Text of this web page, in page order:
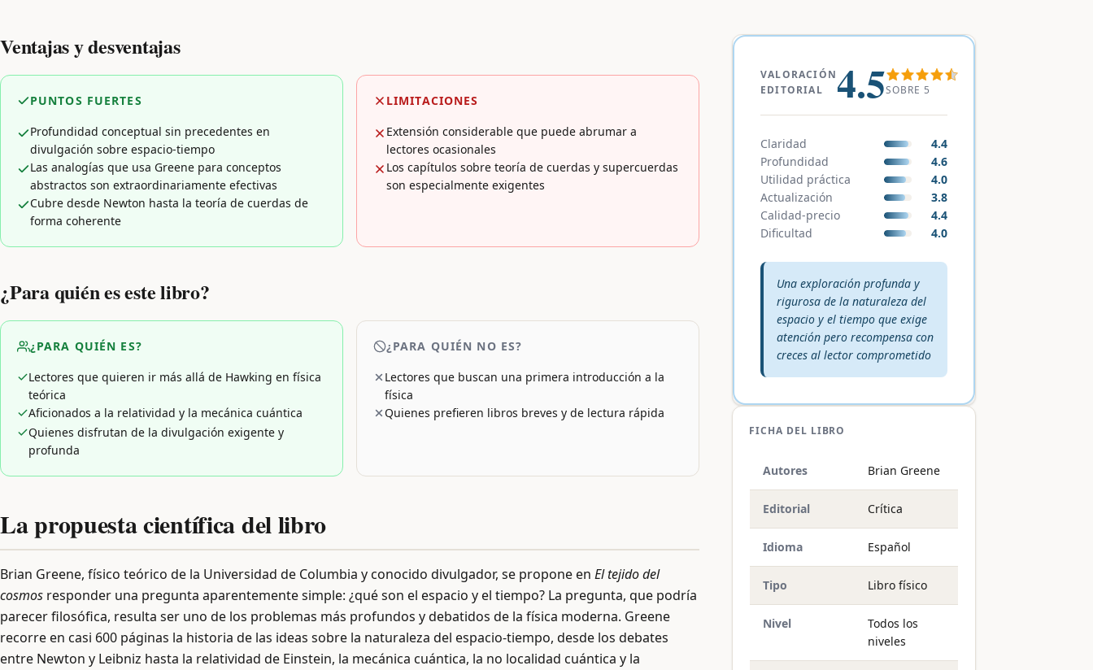
Ventajas y desventajas
PUNTOS FUERTES
Profundidad conceptual sin precedentes en
divulgación sobre espacio-tiempo
Las analogías que usa Greene para conceptos
abstractos son extraordinariamente efectivas
Cubre desde Newton hasta la teoría de cuerdas de
forma coherente
LIMITACIONES
Extensión considerable que puede abrumar a
lectores ocasionales
Los capítulos sobre teoría de cuerdas y supercuerdas
son especialmente exigentes
¿Para quién es este libro?
¿PARA QUIÉN ES?
Lectores que quieren ir más allá de Hawking en física
teórica
Aficionados a la relatividad y la mecánica cuántica
Quienes disfrutan de la divulgación exigente y
profunda
¿PARA QUIÉN NO ES?
Lectores que buscan una primera introducción a la
física
Quienes prefieren libros breves y de lectura rápida
La propuesta científica del libro
Brian Greene, físico teórico de la Universidad de Columbia y conocido divulgador, se propone en El tejido del
cosmos responder una pregunta aparentemente simple: ¿qué son el espacio y el tiempo? La pregunta, que podría
parecer filosófica, resulta ser uno de los problemas más profundos y debatidos de la física moderna. Greene
recorre en casi 600 páginas la historia de las ideas sobre la naturaleza del espacio-tiempo, desde los debates
entre Newton y Leibniz hasta la relatividad de Einstein, la mecánica cuántica, la no localidad cuántica y la
VALORACIÓN
EDITORIAL
4.5SOBRE 5
Claridad
4.4
Profundidad
4.6
Utilidad práctica
4.0
Actualización
3.8
Calidad-precio
4.4
Dificultad
4.0
Veredicto editorial:
Una exploración profunda y
rigurosa de la naturaleza del
espacio y el tiempo que exige
atención pero recompensa con
creces al lector comprometido
FICHA DEL LIBRO
Autores Brian Greene
Editorial Crítica
Idioma Español
Tipo Libro físico
Nivel
Todos los
niveles